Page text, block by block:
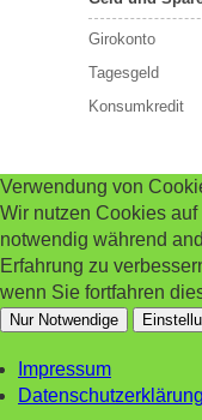
Girokonto
Tagesgeld
Konsumkredit
Verwendung von
Wir nutzen Cookies
notwendig während
Erfahrung zu
wenn Sie fortfahren
Nur Notwendige
Impressum
Datenschutzerklärung